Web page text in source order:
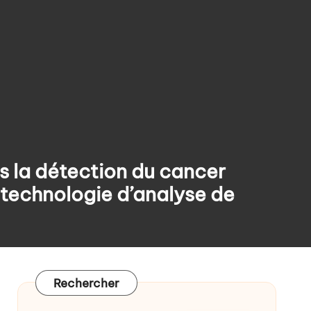
la détection du cancer
d’analyse de
Rechercher